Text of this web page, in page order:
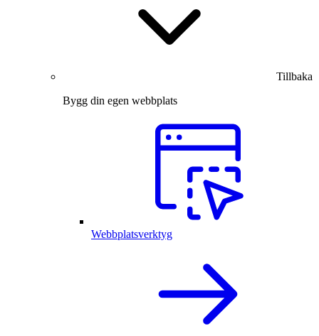
Tillbaka
Bygg din egen webbplats
Webbplatsverktyg